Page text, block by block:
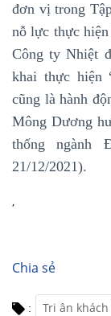
đơn vị trong
nỗ lực thực
Công ty Nhiệt
khai thực hiện
cũng là hành
Mông Dương
thống ngành
21/12/2021).
Chia sẻ
: Tri ân
,